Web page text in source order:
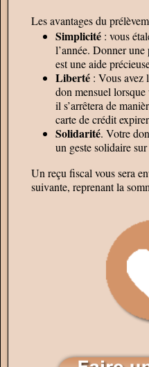
Les avantages du
Simplicité: vous
l’année. Donner
est une aide
Liberté: Vous avez
don mensuel
il s’arrêtera de
carte de crédit
Solidarité. Votre
un geste solidaire
Un reçu fiscal vous sera
suivante, reprenant la